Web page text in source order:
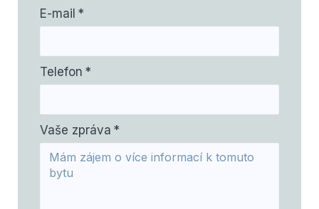
E-mail *
Telefon *
Vaše zpráva *